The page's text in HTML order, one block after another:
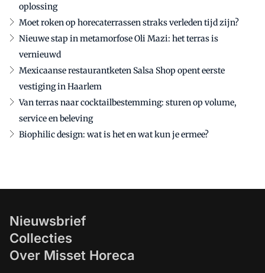
oplossing
Moet roken op horecaterrassen straks verleden tijd zijn?
Nieuwe stap in metamorfose Oli Mazi: het terras is
vernieuwd
Mexicaanse restaurantketen Salsa Shop opent eerste
vestiging in Haarlem
Van terras naar cocktailbestemming: sturen op volume,
service en beleving
Biophilic design: wat is het en wat kun je ermee?
Nieuwsbrief
Collecties
Over Misset Horeca